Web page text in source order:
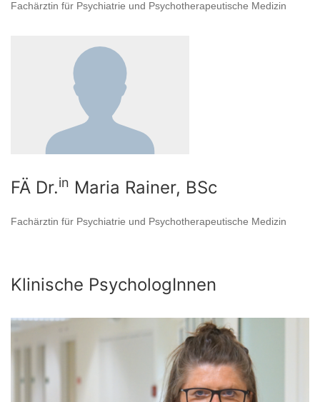
Fachärztin für Psychiatrie und Psychotherapeutische Medizin
FÄ Dr.in Maria Rainer, BSc
Fachärztin für Psychiatrie und Psychotherapeutische Medizin
Klinische PsychologInnen